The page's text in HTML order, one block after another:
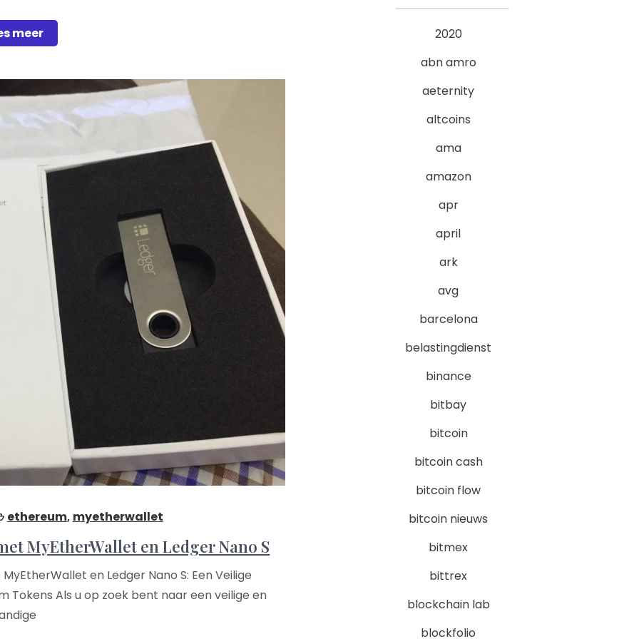
meer
ethereum, myetherwallet
MyEtherWallet en Ledger Nano S
en Ledger Nano S: Een Veilige
Tokens Als u op zoek bent naar een veilige en
2020
abn amro
aeternity
altcoins
ama
amazon
apr
april
ark
avg
barcelona
belastingdienst
binance
bitbay
bitcoin
bitcoin cash
bitcoin flow
bitcoin nieuws
bitmex
bittrex
blockchain lab
blockfolio